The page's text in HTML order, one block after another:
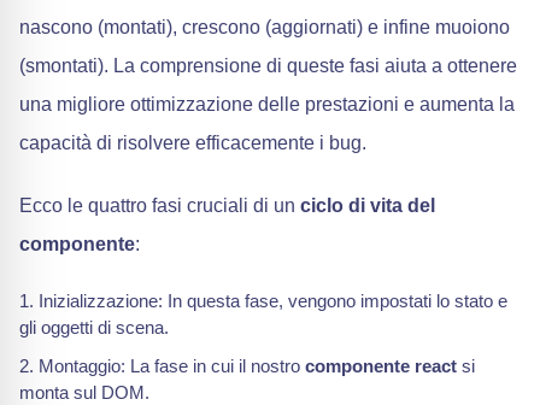
nascono (montati), crescono (aggiornati) e infine muoiono
(smontati). La comprensione di queste fasi aiuta a ottenere
una migliore ottimizzazione delle prestazioni e aumenta la
capacità di risolvere efficacemente i bug.
Ecco le quattro fasi cruciali di un ciclo di vita del
componente:
Inizializzazione: In questa fase, vengono impostati lo stato e
gli oggetti di scena.
Montaggio: La fase in cui il nostro componente react si
monta sul DOM.